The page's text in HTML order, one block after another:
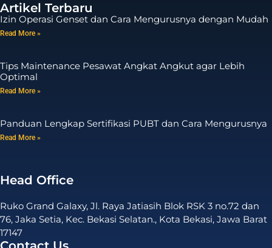
Artikel Terbaru
Izin Operasi Genset dan Cara Mengurusnya dengan Mudah
Read More »
Tips Maintenance Pesawat Angkat Angkut agar Lebih
Optimal
Read More »
Panduan Lengkap Sertifikasi PUBT dan Cara Mengurusnya
Read More »
Head Office
Ruko Grand Galaxy, Jl. Raya Jatiasih Blok RSK 3 no.72 dan
76, Jaka Setia, Kec. Bekasi Selatan., Kota Bekasi, Jawa Barat
17147